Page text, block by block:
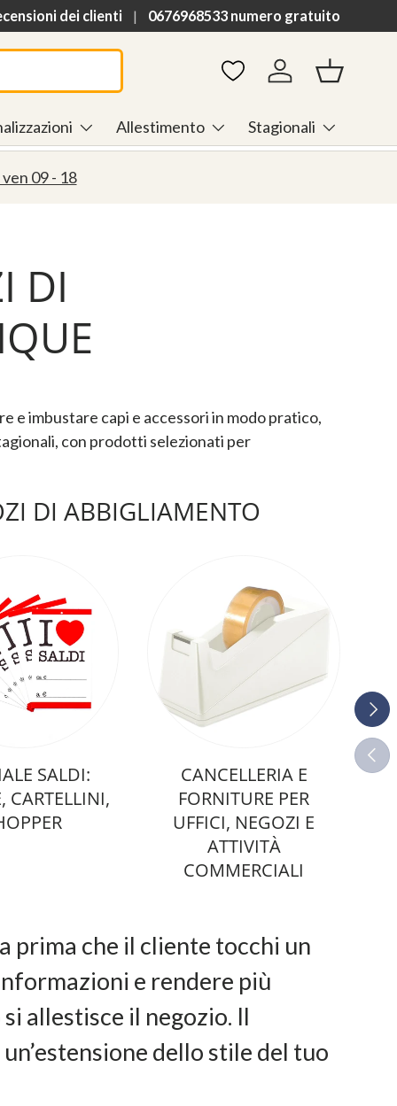
dei clienti 0676968533 numero gratuito
AccediCestino
Allestimento Stagionali
09 - 18
DI
e imbustare capi e accessori in modo pratico,
con prodotti selezionati per
DI ABBIGLIAMENTO
SALDI:
CARTELLINI,
CANCELLERIA E
FORNITURE PER
UFFICI, NEGOZI E
ATTIVITÀ
COMMERCIALI
prima che il cliente tocchi un
e rendere più
allestisce il negozio. Il
dello stile del tuo